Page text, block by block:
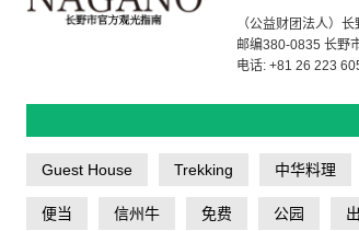
（公益财团法人）
邮编380-0835 长野
电话: +81 26 223
Guest House Trekking 中华料理
便当 信州牛 免费 公园